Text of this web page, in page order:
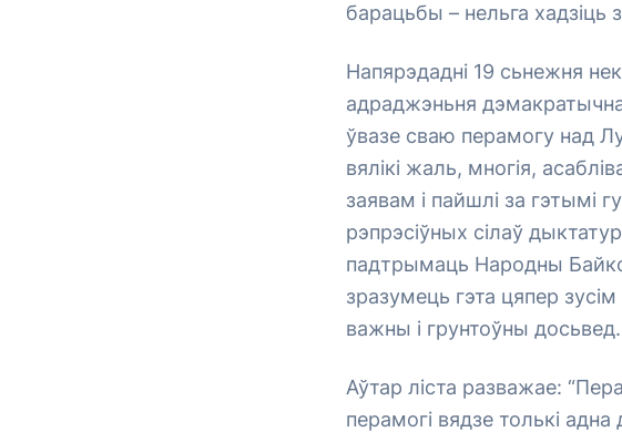
барацьбы – нельга хадзіць
Напярэдадні 19 сьнежня
адраджэньня
ўвазе сваю перамогу над
вялікі жаль, многія,
заявам і пайшлі за гэтымі
рэпрэсіўных сілаў
падтрымаць Народны
зразумець гэта цяпер
важны і грунтоўны досьвед.
Аўтар ліста разважае:
перамогі вядзе толькі